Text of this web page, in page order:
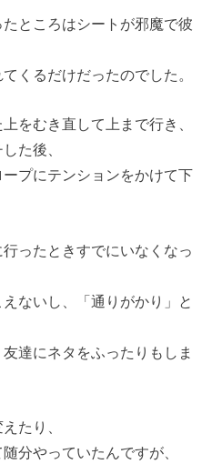
ところはシートが邪魔で彼
くるだけだったのでした。
をむき直して上まで行き、
た後、
ープにテンションをかけて下
ったときすでにいなくなっ
ないし、「通りがかり」と
達にネタをふったりもしま
たり、
分やっていたんですが、